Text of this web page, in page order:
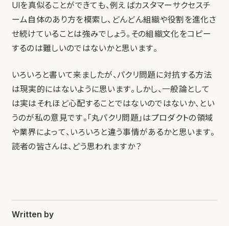
UIを真似ることができても、例えばカスタマーサクセスチ
ーム自体のあり方を模索し、どんどん組織や役割を進化さ
せ続けていることは強みでしょう。その組織文化をコピー
するのは難しいのではないかと思います。
いろいろと書いて来ましたが、パクリ問題に対抗する方法
は現実的にはないように思います。しかし、一般論として
は実はそれほど心配することではないのではないか、とい
うのが私の意見です。「丸パクリ問題」はプロダクトの領域
や業界によって、いろいろと違う事情があるかと思います。
読者の皆さんは、どう思われますか？
Written by